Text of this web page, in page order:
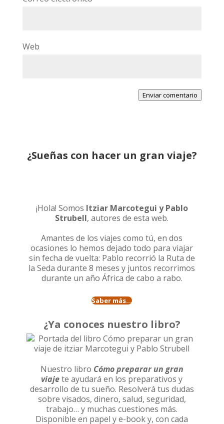
Web
Enviar comentario
¿Sueñas con hacer un gran viaje?
¡Hola! Somos Itziar Marcotegui y Pablo
Strubell, autores de esta web.
Amantes de los viajes como tú, en dos
ocasiones lo hemos dejado todo para viajar
sin fecha de vuelta: Pablo recorrió la Ruta de
la Seda durante 8 meses y juntos recorrimos
durante un año África de cabo a rabo.
Saber más...
¿Ya conoces nuestro libro?
Nuestro libro Cómo preparar un gran
viajete ayudará en los preparativos y
desarrollo de tu sueño. Resolverá tus dudas
sobre visados, dinero, salud, seguridad,
trabajo… y muchas cuestiones más.
Disponible en papel y e-book y, con cada